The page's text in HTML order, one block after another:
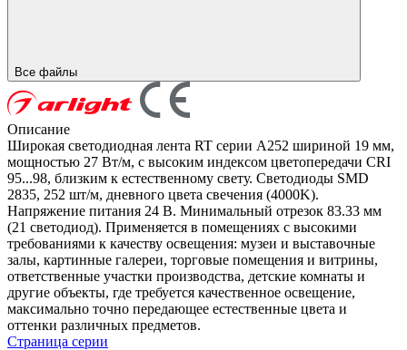
Все файлы
Описание
Широкая светодиодная лента RT серии A252 шириной 19 мм,
мощностью 27 Вт/м, с высоким индексом цветопередачи CRI
95...98, близким к естественному свету. Светодиоды SMD
2835, 252 шт/м, дневного цвета свечения (4000K).
Напряжение питания 24 В. Минимальный отрезок 83.33 мм
(21 светодиод). Применяется в помещениях с высокими
требованиями к качеству освещения: музеи и выставочные
залы, картинные галереи, торговые помещения и витрины,
ответственные участки производства, детские комнаты и
другие объекты, где требуется качественное освещение,
максимально точно передающее естественные цвета и
оттенки различных предметов.
Страница серии